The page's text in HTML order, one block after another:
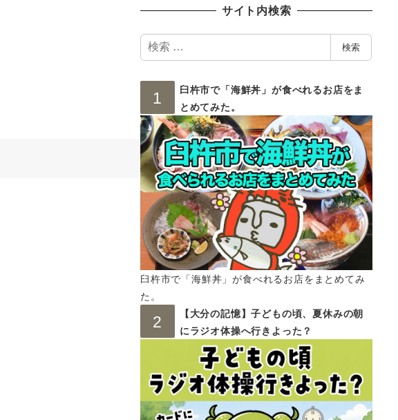
サイト内検索
検
索
検索
臼杵市で「海鮮丼」が食べれるお店をま
とめてみた。
臼杵市で「海鮮丼」が食べれるお店をまとめてみ
た。
【大分の記憶】子どもの頃、夏休みの朝
にラジオ体操へ行きよった？